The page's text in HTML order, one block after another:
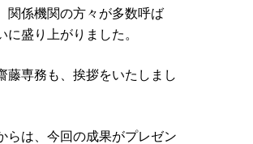
関係機関の方々が多数呼ば
に盛り上がりました。
藤専務も、挨拶をいたしまし
らは、今回の成果がプレゼン